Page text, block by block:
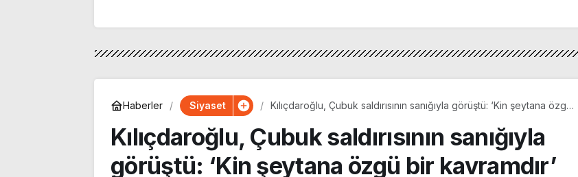
Haberler Siyaset
Kılıçdaroğlu, Çubuk saldırısının sanığıyla görüştü: ‘Kin şeytana özgü
Kılıçdaroğlu, Çubuk saldırısının sanığıyla
görüştü: ‘Kin şeytana özgü bir kavramdır’